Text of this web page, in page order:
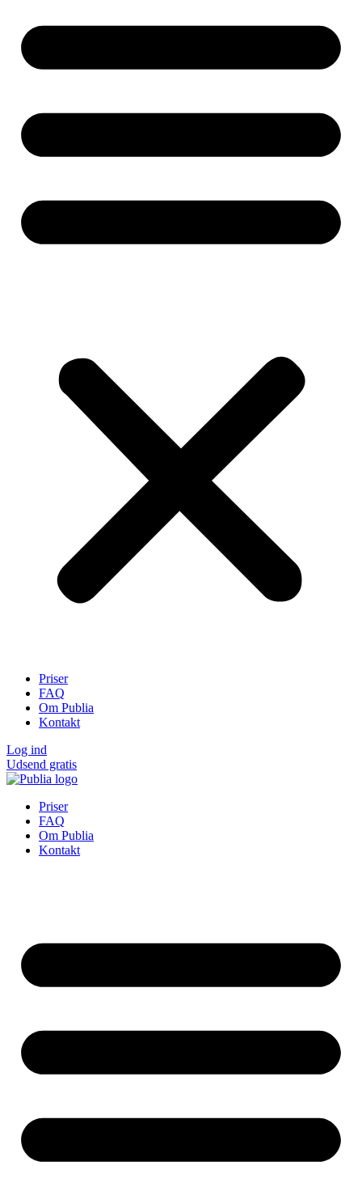
Priser
FAQ
Om Publia
Kontakt
Log ind
Udsend gratis
Priser
FAQ
Om Publia
Kontakt